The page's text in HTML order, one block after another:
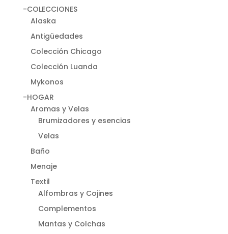
-COLECCIONES
Alaska
Antigüedades
Colección Chicago
Colección Luanda
Mykonos
-HOGAR
Aromas y Velas
Brumizadores y esencias
Velas
Baño
Menaje
Textil
Alfombras y Cojines
Complementos
Mantas y Colchas